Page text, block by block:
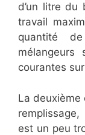
d’un litre
travail
quantité
courantes
La deuxième
est un peu